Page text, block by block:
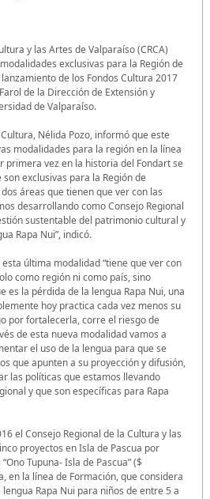
y las Artes de Valparaíso (CRCA)
exclusivas para la Región de
de los Fondos Cultura 2017
de la Dirección de Extensión y
de Valparaíso.
Nélida Pozo, informó que este
modalidades para la región en la línea
primera vez en la historia del Fondart se
exclusivas para la Región de
áreas que tienen que ver con las
desarrollando como Consejo Regional
sustentable del patrimonio cultural y
Rapa Nui”, indicó.
última modalidad “tiene que ver con
como región ni como país, sino
es la pérdida de la lengua Rapa Nui, una
hoy practica cada vez menos su
por fortalecerla, corre el riesgo de
de esta nueva modalidad vamos a
el uso de la lengua para que se
que apunten a su proyección y difusión,
las políticas que estamos llevando
y que son específicas para Rapa
el Consejo Regional de la Cultura y las
proyectos en Isla de Pascua por
Tupuna- Isla de Pascua” ($
en la línea de Formación, que considera
Rapa Nui para niños de entre 5 a